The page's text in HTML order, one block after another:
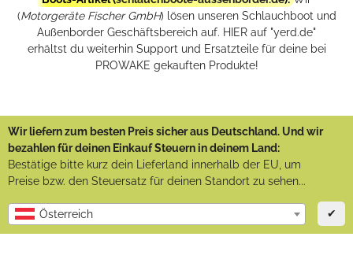
(Motorgeräte Fischer GmbH) lösen unseren Schlauchboot und
Außenborder Geschäftsbereich auf. HIER auf "yerd.de"
erhältst du weiterhin Support und Ersatzteile für deine bei
PROWAKE gekauften Produkte!
Wir liefern zum besten Preis sicher aus Deutschland. Und wir
bezahlen für deinen Einkauf Steuern in deinem Land:
Bestätige bitte kurz dein Lieferland innerhalb der EU, um
Preise bzw. den Steuersatz für deinen Standort zu sehen...
Österreich ✔